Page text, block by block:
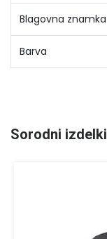
Blagovna znamka
Barva
Sorodni izdelki